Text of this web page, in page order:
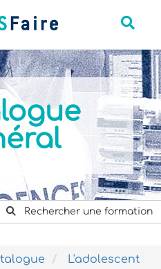
Rechercher une formation
L'adolescent